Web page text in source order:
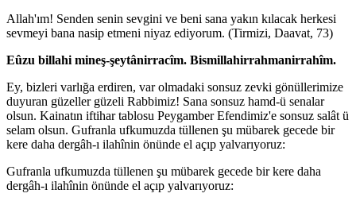
Allah'ım! Senden senin sevgini ve beni sana yakın kılacak herkesi
sevmeyi bana nasip etmeni niyaz ediyorum. (Tirmizi, Daavat, 73)
Eûzu billahi mineş-şeytânirracîm. Bismillahirrahmanirrahîm.
Ey, bizleri varlığa erdiren, var olmadaki sonsuz zevki gönüllerimize
duyuran güzeller güzeli Rabbimiz! Sana sonsuz hamd-ü senalar
olsun. Kainatın iftihar tablosu Peygamber Efendimiz'e sonsuz salât ü
selam olsun. Gufranla ufkumuzda tüllenen şu mübarek gecede bir
kere daha dergâh-ı ilahînin önünde el açıp yalvarıyoruz:
Gufranla ufkumuzda tüllenen şu mübarek gecede bir kere daha
dergâh-ı ilahînin önünde el açıp yalvarıyoruz: